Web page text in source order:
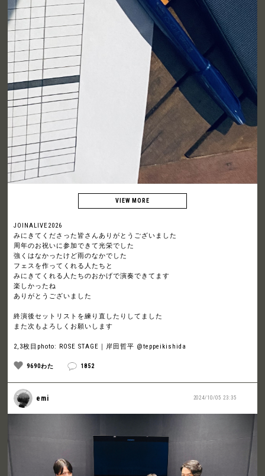
JOINALIVE2026
みにきてくださった皆さんありがとうございました
周年のお祝いに参加できて光栄でした
強くはなかったけど雨のなかでした
フェスを作ってくれる人たちと
みにきてくれる人たちのおかげで演奏できてます
楽しかったね
ありがとうございました
終演後セットリストを練り直したりしてました
また次もよろしくお願いします
2,3枚目photo: ROSE STAGE｜岸田哲平 @teppeikishida
9690わた 1852
2024/10/05 23:35
emi